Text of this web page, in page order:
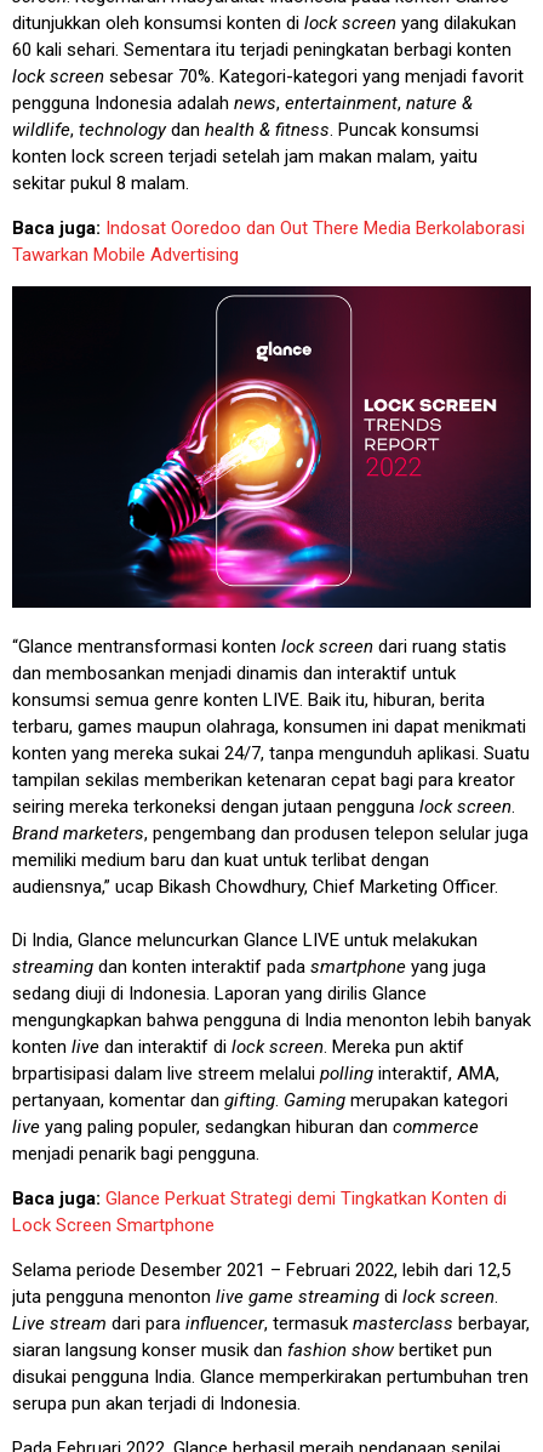
ditunjukkan oleh konsumsi konten di lock screen yang dilakukan
60 kali sehari. Sementara itu terjadi peningkatan berbagi konten
lock screen sebesar 70%. Kategori-kategori yang menjadi favorit
pengguna Indonesia adalah news, entertainment, nature &
wildlife, technologydan health & fitness. Puncak konsumsi
konten lock screen terjadi setelah jam makan malam, yaitu
sekitar pukul 8 malam.
Baca juga: Indosat Ooredoo dan Out There Media Berkolaborasi
Tawarkan Mobile Advertising
“Glance mentransformasi konten lock screen dari ruang statis
dan membosankan menjadi dinamis dan interaktif untuk
konsumsi semua genre konten LIVE. Baik itu, hiburan, berita
terbaru, games maupun olahraga, konsumen ini dapat menikmati
konten yang mereka sukai 24/7, tanpa mengunduh aplikasi. Suatu
tampilan sekilas memberikan ketenaran cepat bagi para kreator
seiring mereka terkoneksi dengan jutaan pengguna lock screen.
Brand marketers, pengembang dan produsen telepon selular juga
memiliki medium baru dan kuat untuk terlibat dengan
audiensnya,” ucap Bikash Chowdhury, Chief Marketing Officer.
Di India, Glance meluncurkan Glance LIVE untuk melakukan
streaming dan konten interaktif pada smartphone yang juga
sedang diuji di Indonesia. Laporan yang dirilis Glance
mengungkapkan bahwa pengguna di India menonton lebih banyak
konten live dan interaktif di lock screen. Mereka pun aktif
brpartisipasi dalam live streem melalui polling interaktif, AMA,
pertanyaan, komentar dan gifting. Gaming merupakan kategori
live yang paling populer, sedangkan hiburan dan commerce
menjadi penarik bagi pengguna.
Baca juga: Glance Perkuat Strategi demi Tingkatkan Konten di
Lock Screen Smartphone
Selama periode Desember 2021 – Februari 2022, lebih dari 12,5
juta pengguna menonton live game streaming di lock screen.
Live stream dari para influencer, termasuk masterclass berbayar,
siaran langsung konser musik dan fashion show bertiket pun
disukai pengguna India. Glance memperkirakan pertumbuhan tren
serupa pun akan terjadi di Indonesia.